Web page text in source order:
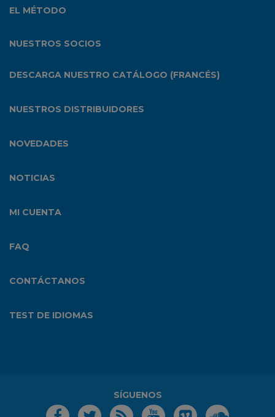
EL MÉTODO
NUESTROS SOCIOS
DESCARGA NUESTRO CATÁLOGO (FRANCÉS)
NUESTROS DISTRIBUIDORES
NOVEDADES
NOTICIAS
MI CUENTA
FAQ
CONTÁCTANOS
TEST DE IDIOMAS
SÍGUENOS